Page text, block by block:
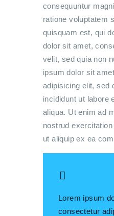
consequuntur
ratione voluptatem
quisquam est, qui
dolor sit amet,
velit, sed quia non
ipsum dolor sit
adipisicing elit, sed
incididunt ut labore
aliqua. Ut enim ad
nostrud
ut aliquip ex ea
Lorem ipsum
consectetur